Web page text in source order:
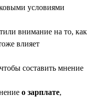
условиями
внимание на то, как
влияет
составить мнение
о зарплате,